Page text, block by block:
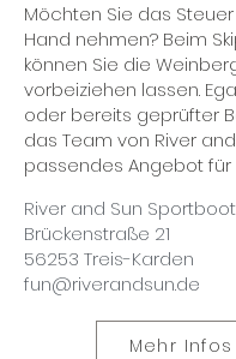
Möchten Sie das
Hand nehmen? Beim
können Sie die
vorbeiziehen lassen.
oder bereits geprüfter
das Team von River
passendes Angebot für
River and Sun
Brückenstraße 21
56253 Treis-Karden
fun@riverandsun.de
Mehr Infos